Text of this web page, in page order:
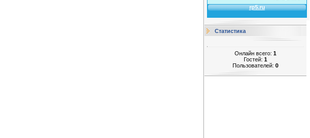
Статистика
Онлайн всего: 1
Гостей: 1
Пользователей: 0